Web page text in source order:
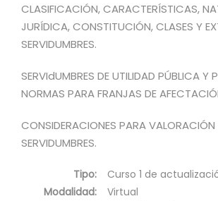
CLASIFICACIÓN, CARACTERÍSTICAS,
JURÍDICA, CONSTITUCIÓN, CLASES Y
SERVIDUMBRES.
SERVIdUMBRES DE UTILIDAD PÚBLICA Y
NORMAS PARA FRANJAS DE
CONSIDERACIONES PARA VALORACIÓN
SERVIDUMBRES.
Tipo:
Curso 1 de
Modalidad:
Virtual